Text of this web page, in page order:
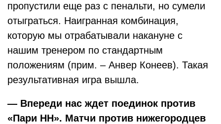
пропустили еще раз с пенальти, но сумели
отыграться. Наигранная комбинация,
которую мы отрабатывали накануне с
нашим тренером по стандартным
положениям (прим. – Анвер Конеев). Такая
результативная игра вышла.
— Впереди нас ждет поединок против
«Пари НН». Матчи против нижегородцев